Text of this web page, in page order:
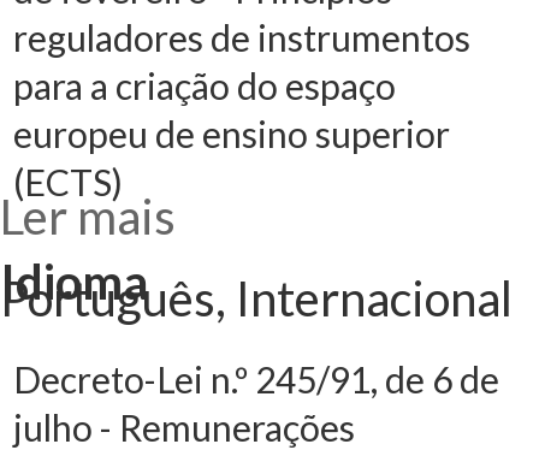
reguladores de instrumentos
para a criação do espaço
europeu de ensino superior
(ECTS)
Ler mais
de fevereiro -
Princípios
reguladores de
instrumentos
para a criação do
espaço europeu
de ensino
superior (ECTS)
Idioma
Português, Internacional
Decreto-Lei n.º 245/91, de 6 de
julho - Remunerações